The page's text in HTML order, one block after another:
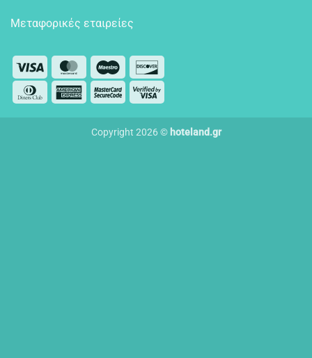
Μεταφορικές εταιρείες
Visa MasterCardMaestro
Dinners
Club
American
Express
MasterCard
2
Visa
2
Copyright 2026 © hoteland.gr